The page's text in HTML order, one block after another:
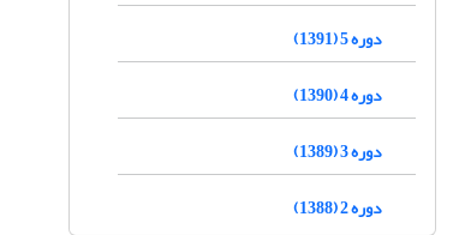
دوره 5 (1391)
دوره 4 (1390)
دوره 3 (1389)
دوره 2 (1388)